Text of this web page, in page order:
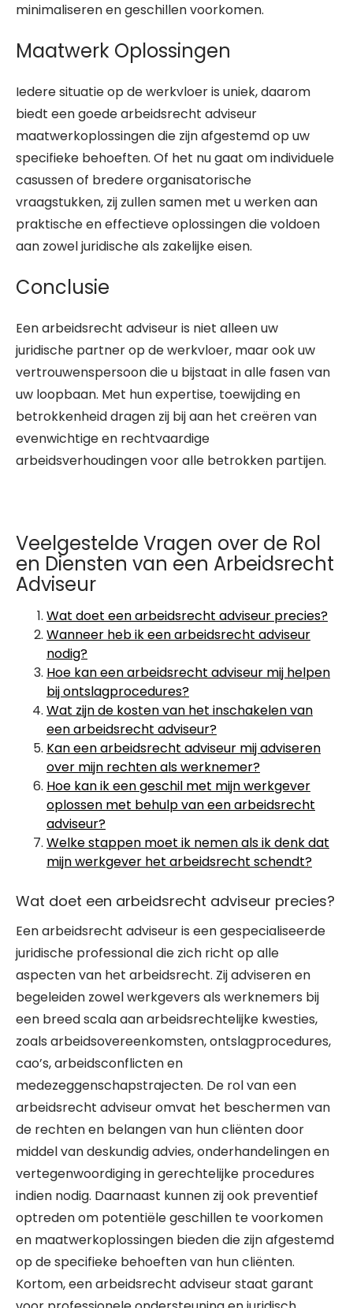
minimaliseren en geschillen voorkomen.
Maatwerk Oplossingen
Iedere situatie op de werkvloer is uniek, daarom
biedt een goede arbeidsrecht adviseur
maatwerkoplossingen die zijn afgestemd op uw
specifieke behoeften. Of het nu gaat om individuele
casussen of bredere organisatorische
vraagstukken, zij zullen samen met u werken aan
praktische en effectieve oplossingen die voldoen
aan zowel juridische als zakelijke eisen.
Conclusie
Een arbeidsrecht adviseur is niet alleen uw
juridische partner op de werkvloer, maar ook uw
vertrouwenspersoon die u bijstaat in alle fasen van
uw loopbaan. Met hun expertise, toewijding en
betrokkenheid dragen zij bij aan het creëren van
evenwichtige en rechtvaardige
arbeidsverhoudingen voor alle betrokken partijen.
Veelgestelde Vragen over de Rol
en Diensten van een Arbeidsrecht
Adviseur
Wat doet een arbeidsrecht adviseur precies?
Wanneer heb ik een arbeidsrecht adviseur
nodig?
Hoe kan een arbeidsrecht adviseur mij helpen
bij ontslagprocedures?
Wat zijn de kosten van het inschakelen van
een arbeidsrecht adviseur?
Kan een arbeidsrecht adviseur mij adviseren
over mijn rechten als werknemer?
Hoe kan ik een geschil met mijn werkgever
oplossen met behulp van een arbeidsrecht
adviseur?
Welke stappen moet ik nemen als ik denk dat
mijn werkgever het arbeidsrecht schendt?
Wat doet een arbeidsrecht adviseur precies?
Een arbeidsrecht adviseur is een gespecialiseerde
juridische professional die zich richt op alle
aspecten van het arbeidsrecht. Zij adviseren en
begeleiden zowel werkgevers als werknemers bij
een breed scala aan arbeidsrechtelijke kwesties,
zoals arbeidsovereenkomsten, ontslagprocedures,
cao’s, arbeidsconflicten en
medezeggenschapstrajecten. De rol van een
arbeidsrecht adviseur omvat het beschermen van
de rechten en belangen van hun cliënten door
middel van deskundig advies, onderhandelingen en
vertegenwoordiging in gerechtelijke procedures
indien nodig. Daarnaast kunnen zij ook preventief
optreden om potentiële geschillen te voorkomen
en maatwerkoplossingen bieden die zijn afgestemd
op de specifieke behoeften van hun cliënten.
Kortom, een arbeidsrecht adviseur staat garant